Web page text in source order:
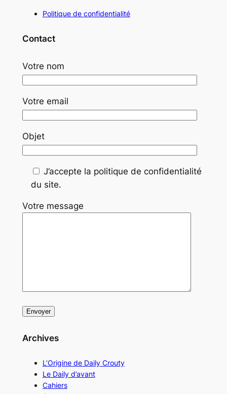
Politique de confidentialité
Contact
Votre nom
Votre email
Objet
J’accepte la politique de confidentialité
du site.
Votre message
Archives
L’Origine de Daily Crouty
Le Daily d’avant
Cahiers